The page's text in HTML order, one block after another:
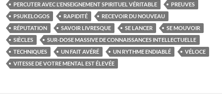
PERCUTER AVEC L'ENSEIGNEMENT SPIRITUEL VÉRITABLE
PREUVES
PSUKELOGOS
RAPIDITÉ
RECEVOIR DU NOUVEAU
RÉPUTATION
SAVOIR LIVRESQUE SE LANCER
SE MOUVOIR
SIÈCLES
SUR-DOSE MASSIVE DE CONNAISSANCES INTELLECTUELLE
TECHNIQUES
UN FAIT AVÉRÉ UN RYTHME ENDIABLÉ
VÉLOCE
VITESSE DE VOTRE MENTAL EST ÉLEVÉE